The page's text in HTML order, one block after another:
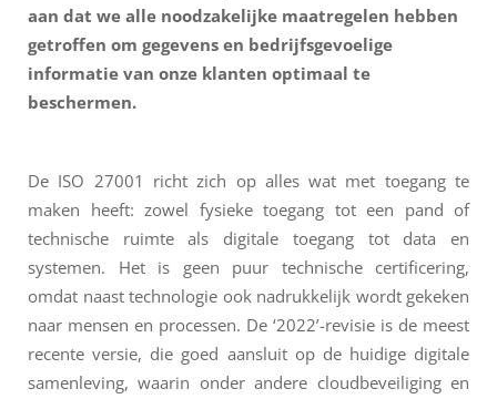
aan dat we alle noodzakelijke maatregelen hebben
getroffen om gegevens en bedrijfsgevoelige
informatie van onze klanten optimaal te
beschermen.
De ISO 27001 richt zich op alles wat met toegang te
maken heeft: zowel fysieke toegang tot een pand of
technische ruimte als digitale toegang tot data en
systemen. Het is geen puur technische certificering,
omdat naast technologie ook nadrukkelijk wordt gekeken
naar mensen en processen. De ‘2022’-revisie is de meest
recente versie, die goed aansluit op de huidige digitale
samenleving, waarin onder andere cloudbeveiliging en